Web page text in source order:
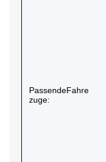
PassendeFahre
zuge: